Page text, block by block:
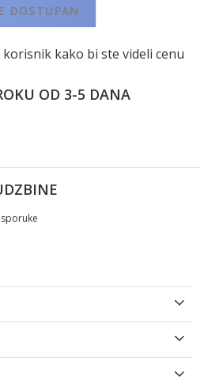
DOSTUPAN
kako bi ste videli cenu
OD 3-5 DANA